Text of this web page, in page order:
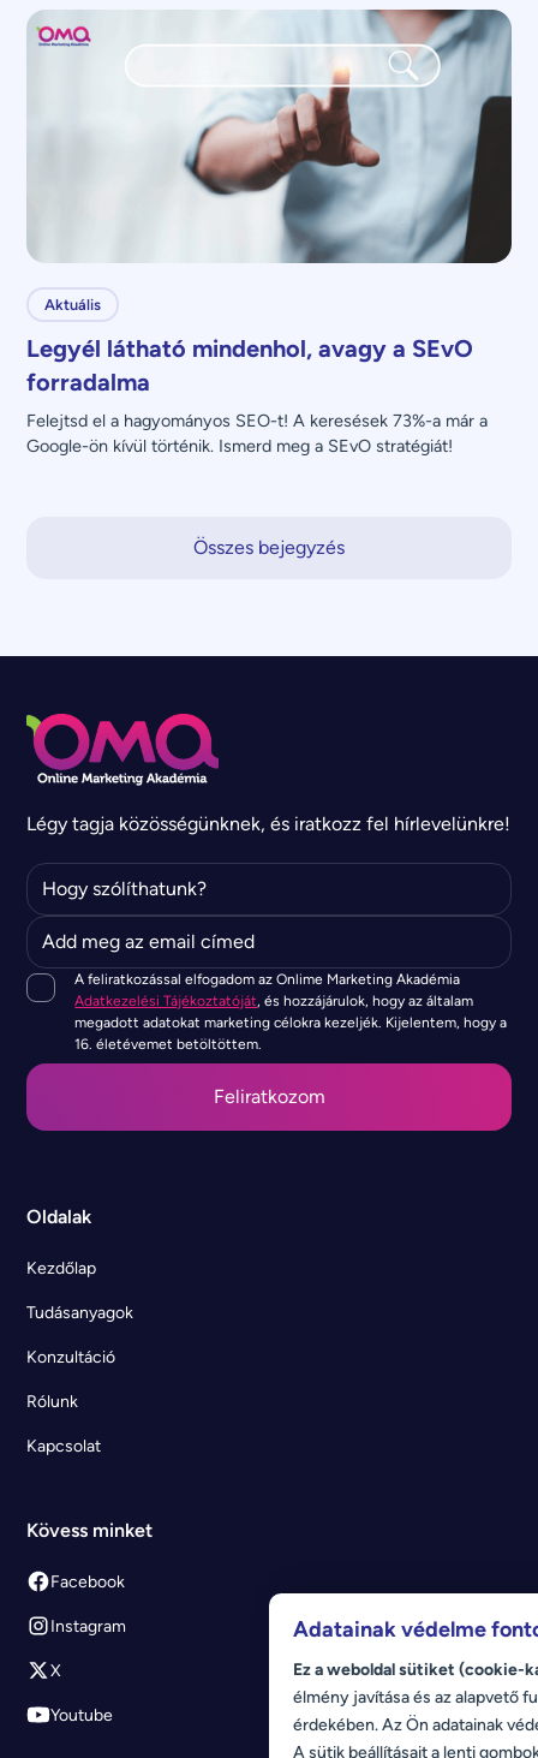
üzenettel?
Aktuális
Legyél látható mindenhol, avagy a SEvO
forradalma
Felejtsd el a hagyományos SEO-t! A keresések 73%-a már a
Google-ön kívül történik. Ismerd meg a SEvO stratégiát!
Összes bejegyzés
Légy tagja közösségünknek, és iratkozz fel hírlevelünkre!
A feliratkozással elfogadom az Onlime Marketing Akadémia
Adatkezelési Tájékoztatóját, és hozzájárulok, hogy az általam
megadott adatokat marketing célokra kezeljék. Kijelentem, hogy a
16. életévemet betöltöttem.
Oldalak
Kezdőlap
Tudásanyagok
Konzultáció
Rólunk
Kapcsolat
Kövess minket
Facebook
Instagram
X
Youtube
Adatainak védelme
Ez a weboldal sütiket (cookie-
élmény javítása és az alapvető
érdekében. Az Ön adatainak
A sütik beállításait a lenti